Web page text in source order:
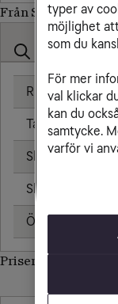
Från Sydkorea till
Ringa samtal
Ta emot samtal
Skicka sms
Skicka mms
Öppningsavgift
Priser inom
typer av
möjlighet
som du
För mer
val klickar
kan du
samtycke.
varför vi